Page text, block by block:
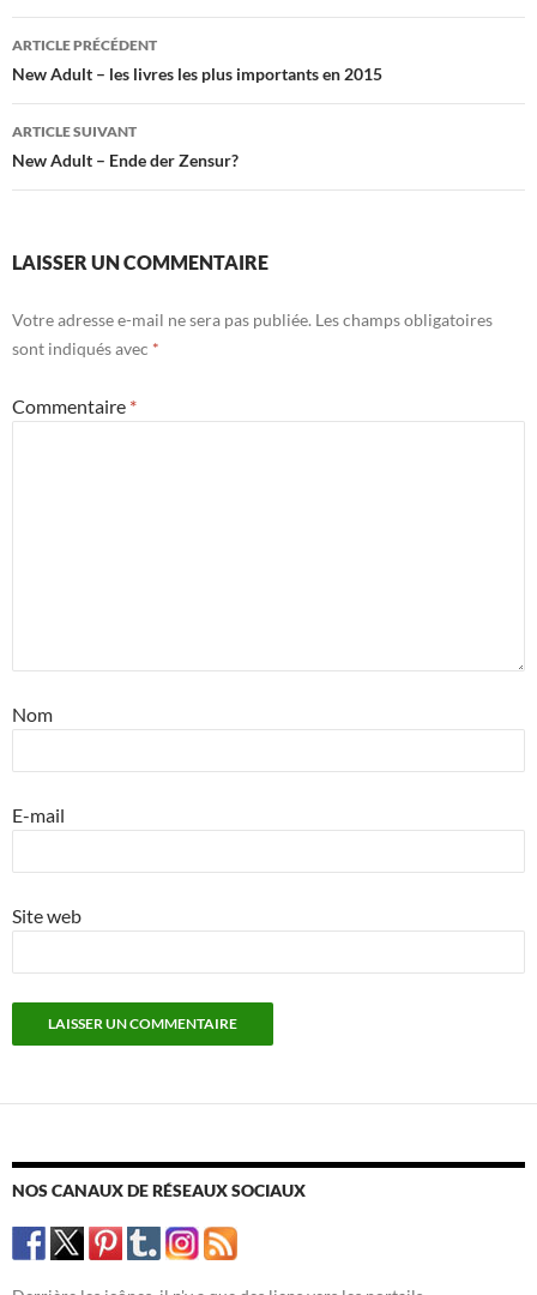
Navigation
des
articles
ARTICLE PRÉCÉDENT
New Adult – les livres les plus importants en 2015
ARTICLE SUIVANT
New Adult – Ende der Zensur?
LAISSER UN COMMENTAIRE
Votre adresse e-mail ne sera pas publiée. Les champs obligatoires
sont indiqués avec *
Commentaire *
Nom
E-mail
Site web
NOS CANAUX DE RÉSEAUX SOCIAUX